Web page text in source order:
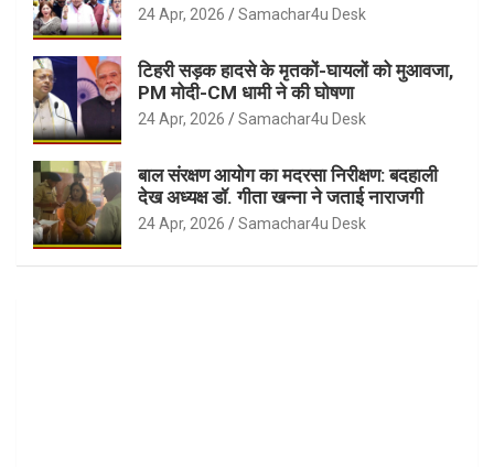
24 Apr, 2026 Samachar4u Desk
टिहरी सड़क हादसे के मृतकों-घायलों को मुआवजा,
PM मोदी-CM धामी ने की घोषणा
24 Apr, 2026 Samachar4u Desk
बाल संरक्षण आयोग का मदरसा निरीक्षण: बदहाली
देख अध्यक्ष डॉ. गीता खन्ना ने जताई नाराजगी
24 Apr, 2026 Samachar4u Desk